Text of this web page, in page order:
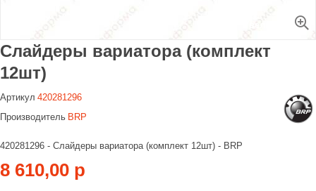
Слайдеры вариатора (комплект
12шт)
Артикул 420281296
Производитель BRP
420281296 - Слайдеры вариатора (комплект 12шт) - BRP
8 610,00 р